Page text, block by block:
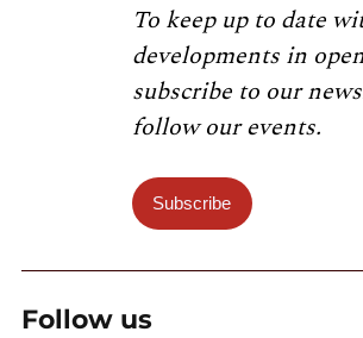
To keep up to date
developments in
subscribe to our
follow our events.
Subscribe
Follow us